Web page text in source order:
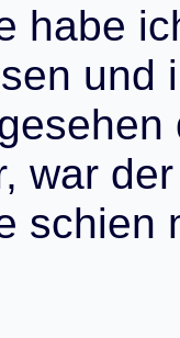
habe ic
sen und i
esehen
, war der
schien